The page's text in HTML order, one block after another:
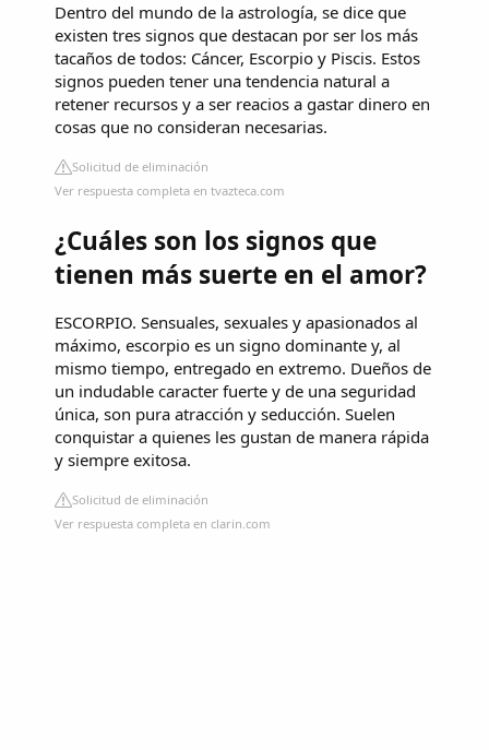
Dentro del mundo de la astrología, se dice que
existen tres signos que destacan por ser los más
tacaños de todos: Cáncer, Escorpio y Piscis. Estos
signos pueden tener una tendencia natural a
retener recursos y a ser reacios a gastar dinero en
cosas que no consideran necesarias.
Solicitud de eliminación
Ver respuesta completa en tvazteca.com
¿Cuáles son los signos que
tienen más suerte en el amor?
ESCORPIO. ​Sensuales, sexuales y apasionados al
máximo, escorpio es un signo dominante y, al
mismo tiempo, entregado en extremo. Dueños de
un indudable caracter fuerte y de una seguridad
única, son pura atracción y seducción. Suelen
conquistar a quienes les gustan de manera rápida
y siempre exitosa.
Solicitud de eliminación
Ver respuesta completa en clarin.com